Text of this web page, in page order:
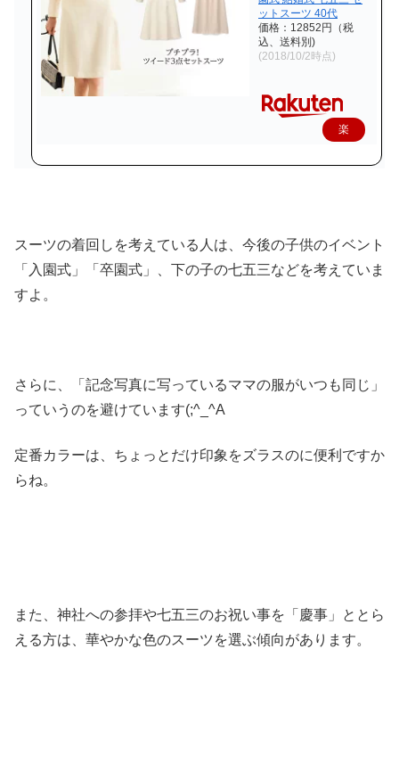
ットスーツ 40代
価格：12852円（税
込、送料別)
(2018/10/2時点)
楽
スーツの着回しを考えている人は、今後の子供のイベント
「入園式」「卒園式」、下の子の七五三などを考えていま
すよ。
さらに、「記念写真に写っているママの服がいつも同じ」
っていうのを避けています(;^_^A
定番カラーは、ちょっとだけ印象をズラスのに便利ですか
らね。
また、神社への参拝や七五三のお祝い事を「慶事」ととら
える方は、華やかな色のスーツを選ぶ傾向があります。